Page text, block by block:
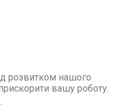
розвитком нашого
вашу роботу.